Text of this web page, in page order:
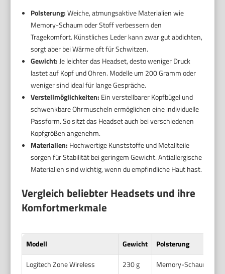
Polsterung:Weiche, atmungsaktive Materialien wie
Memory-Schaum oder Stoff verbessern den
Tragekomfort. Künstliches Leder kann zwar gut abdichten,
sorgt aber bei Wärme oft für Schwitzen.
Gewicht: Je leichter das Headset, desto weniger Druck
lastet auf Kopf und Ohren. Modelle um 200 Gramm oder
weniger sind ideal für lange Gespräche.
Verstellmöglichkeiten: Ein verstellbarer Kopfbügel und
schwenkbare Ohrmuscheln ermöglichen eine individuelle
Passform. So sitzt das Headset auch bei verschiedenen
Kopfgrößen angenehm.
Materialien: Hochwertige Kunststoffe und Metallteile
sorgen für Stabilität bei geringem Gewicht. Antiallergische
Materialien sind wichtig, wenn du empfindliche Haut hast.
Vergleich beliebter Headsets und ihre
Komfortmerkmale
Modell Gewicht
Polsterung
Logitech Zone Wireless
230 g
Memory-Schaum,